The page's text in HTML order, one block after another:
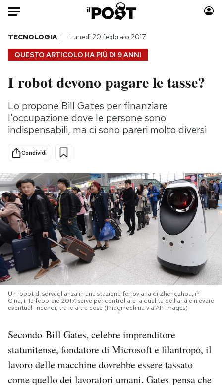
Auto
HOME
Italia
Politica
Tecnologia
Scienza
Economia
Sport
Moda
Consumismi
Storie/Idee
Altrecose
Mondiali calcio 2026
PODCAST
NEWSLETTER
I MIEI PREFERITI
SHOP
QUESTO ARTICOLO HA PIÙ DI 9 ANNI
TECNOLOGIA Lunedì 20 febbraio 2017
I robot devono pagare le tasse?
Lo propone Bill Gates per finanziare
l'occupazione dove le persone sono
indispensabili, ma ci sono pareri molto diversi
Condividi
Un robot di sorveglianza in una stazione ferroviaria di Zhengzhou, in
Cina, il 15 febbraio 2017: serve per controllare la qualità dell'aria e rilevare
eventuali incendi, tra le altre cose (Imaginechina via AP Images)
Secondo Bill Gates, celebre imprenditore
statunitense, fondatore di Microsoft e filantropo, il
lavoro delle macchine dovrebbe essere tassato
come quello dei lavoratori umani. Gates pensa che